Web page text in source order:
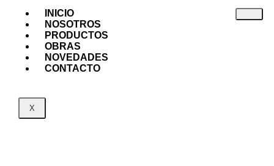
INICIO
NOSOTROS
PRODUCTOS
OBRAS
NOVEDADES
CONTACTO
X